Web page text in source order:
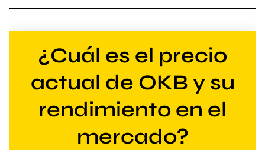
¿Cuál es el precio
actual de OKB y su
rendimiento en el
mercado?